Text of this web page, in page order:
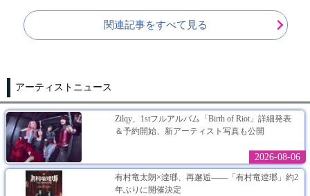
関連記事をすべて見る
アーティストニュース
Zilqy、1stフルアルバム「Birth of Riot」詳細発表
＆予約開始、新アーティスト写真も公開
2026-08-06
有村竜太朗×逹瑯、再邂逅――「有村竜逹瑯」約2
年ぶりに開催決定